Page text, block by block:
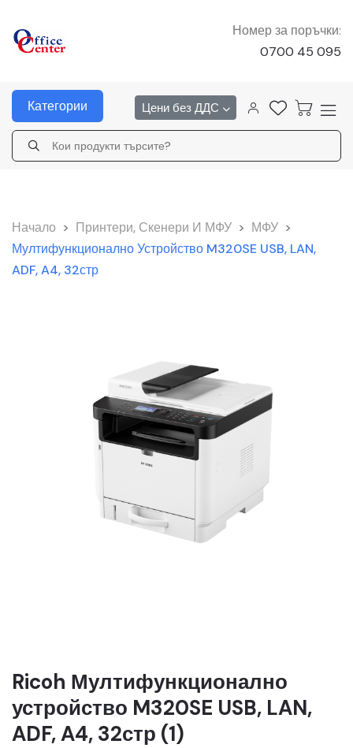
Номер за поръчки:
0700 45 095
Категории Цени без ДДС
Начало > Принтери, Скенери И МФУ > МФУ >
Мултифункционално Устройство M320SE USB, LAN,
ADF, A4, 32стр
Ricoh Мултифункционално
устройство M320SE USB, LAN,
ADF, A4, 32стр (1)